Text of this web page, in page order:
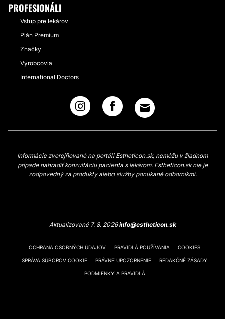
PROFESIONÁLI
Vstup pre lekárov
Plán Premium
Značky
Výrobcovia
International Doctors
Informácie zverejňované na portáli Estheticon.sk, nemôžu v žiadnom
prípade nahradiť konzultáciu pacienta s lekárom. Estheticon.sk nie je
zodpovedný za produkty alebo služby ponúkané odborníkmi.
Aktualizované 7. 8. 2026info@estheticon.sk
OCHRANA OSOBNÝCH ÚDAJOV PRAVIDLÁ POUŽÍVANIA COOKIES
SPRÁVA SÚBOROV COOKIE PRÁVNE UPOZORNENIE REDAKČNÉ ZÁSADY
PODMIENKY A PRAVIDLÁ